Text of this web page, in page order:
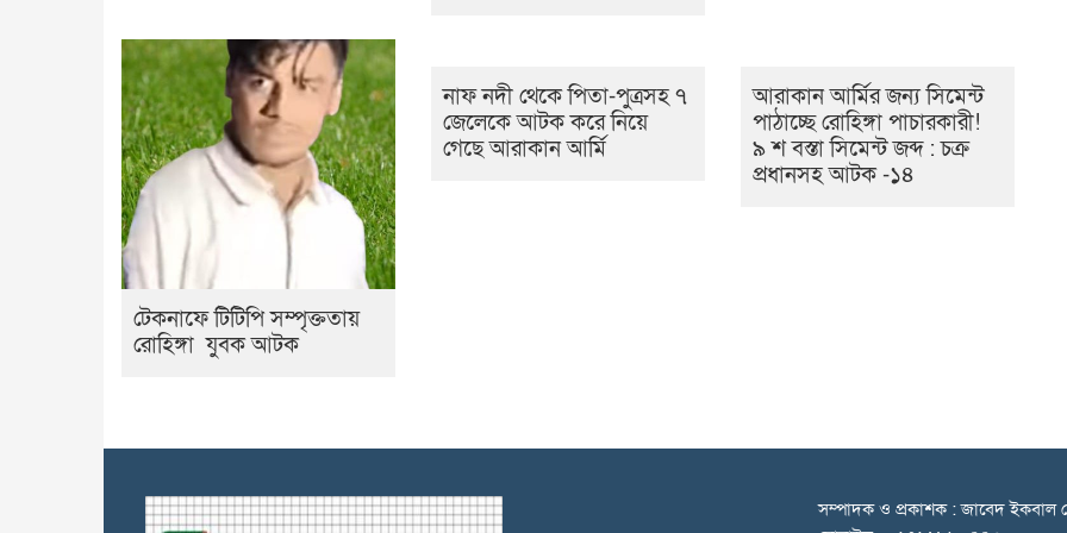
টেকনাফে টিটিপি সম্পৃক্ততায়
রোহিঙ্গা যুবক আটক
নাফ নদী থেকে পিতা-পুত্রসহ ৭
জেলেকে আটক করে নিয়ে
গেছে আরাকান আর্মি
আরাকান আর্মির জন্য সিমেন্ট
পাঠাচ্ছে রোহিঙ্গা পাচারকারী!
৯ শ বস্তা সিমেন্ট জব্দ : চক্র
প্রধানসহ আটক -১৪
সম্পাদক ও প্রকাশক : জাবেদ ইকবাল